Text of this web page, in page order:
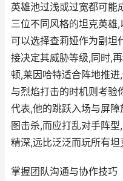
英雄池过浅或过宽都可能
三位不同风格的坦克英雄
可以选择查莉娅作为副坦
接决定其威胁等级,同时,
顿,莱因哈特适合阵地推
与烈焰打击的时机则考验
代表,他的跳跃入场与屏
图击杀,而应打乱对手阵
精深,远比泛泛而玩所有坦
掌握团队沟通与协作技巧